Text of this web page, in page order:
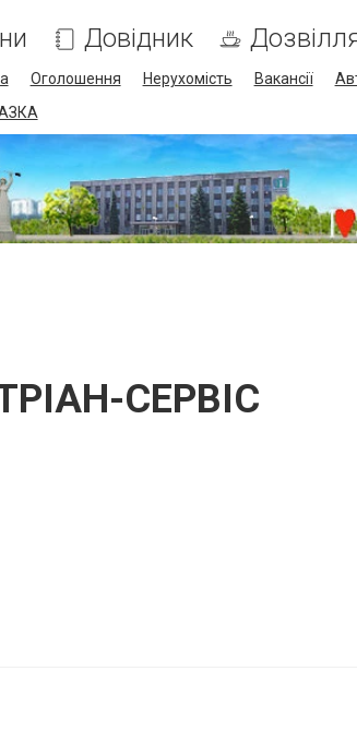
Довідник
Оголошення Нерухомість Вакансії
СЕРВІС